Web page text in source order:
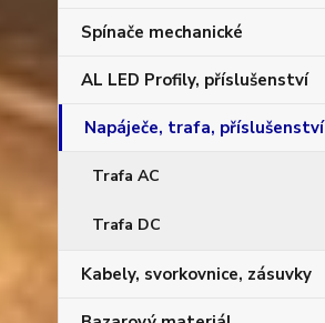
Spínače mechanické
AL LED Profily, příslušenství
Napáječe, trafa, příslušenství
Trafa AC
Trafa DC
Kabely, svorkovnice, zásuvky